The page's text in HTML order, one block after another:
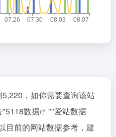
，如你需要查询该站
"5118数据 ""爱站数据
目前的网站数据参考，建